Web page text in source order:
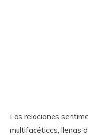
Las relaciones
multifacéticas, llenas